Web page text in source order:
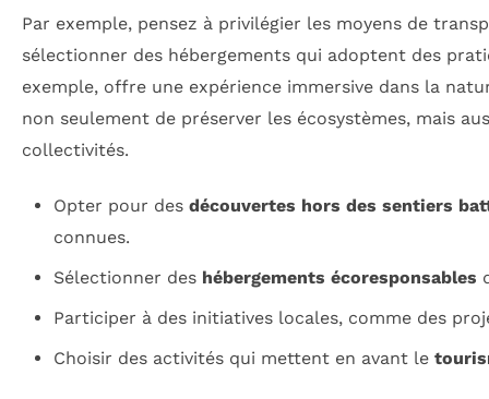
Par exemple, pensez à privilégier les moyens de
sélectionner des hébergements qui adoptent des
exemple, offre une expérience immersive dans la
non seulement de préserver les écosystèmes, mais
collectivités.
Opter pour des découvertes hors des sentiers
connues.
Sélectionner des hébergements écoresponsables
Participer à des initiatives locales, comme des
Choisir des activités qui mettent en avant le